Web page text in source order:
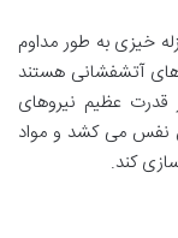
خیزی به طور مداوم
های آتشفشانی هستند
قدرت عظیم نیروهای
نفس می کشد و مواد
کند.